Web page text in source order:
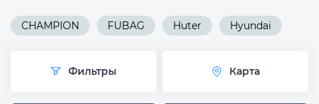
CHAMPION FUBAG Huter Hyundai
Фильтры Карта